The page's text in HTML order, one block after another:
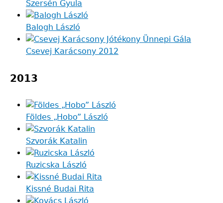
Szersén Gyula
Balogh László
Csevej Karácsony 2012
2013
Földes „Hobo” László
Szvorák Katalin
Ruzicska László
Kissné Budai Rita